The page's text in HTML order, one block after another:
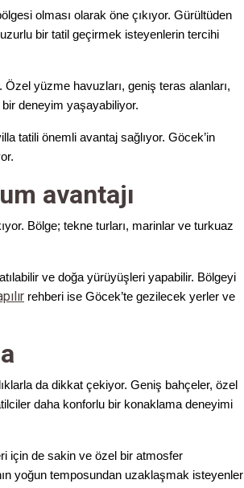
olması olarak öne çıkıyor. Gürültüden
bir tatil geçirmek isteyenlerin tercihi
yüzme havuzları, geniş teras alanları,
deneyim yaşayabiliyor.
tatili önemli avantaj sağlıyor. Göcek’in
avantajı
Bölge; tekne turları, marinlar ve turkuaz
ve doğa yürüyüşleri yapabilir. Bölgeyi
rehberi ise Göcek’te gezilecek yerler ve
da dikkat çekiyor. Geniş bahçeler, özel
daha konforlu bir konaklama deneyimi
için de sakin ve özel bir atmosfer
yoğun temposundan uzaklaşmak isteyenler